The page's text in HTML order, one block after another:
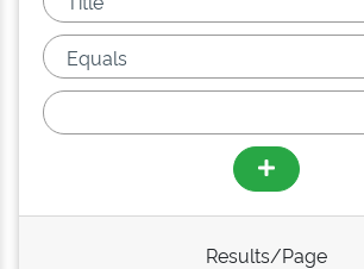
Results/Page